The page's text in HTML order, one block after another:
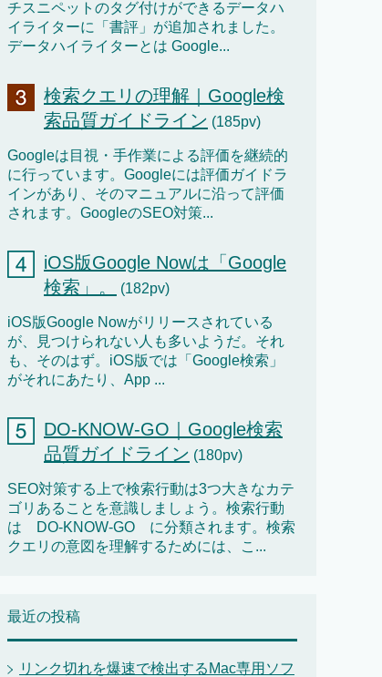
チスニペットのタグ付けができるデータハ
イライターに「書評」が追加されました。
データハイライターとは Google...
検索クエリの理解｜Google検
索品質ガイドライン (185pv)
Googleは目視・手作業による評価を継続的
に行っています。Googleには評価ガイドラ
インがあり、そのマニュアルに沿って評価
されます。GoogleのSEO対策...
iOS版Google Nowは「Google
検索」。
(182pv)
iOS版Google Nowがリリースされている
が、見つけられない人も多いようだ。それ
も、そのはず。iOS版では「Google検索」
がそれにあたり、App ...
DO-KNOW-GO｜Google検索
品質ガイドライン (180pv)
SEO対策する上で検索行動は3つ大きなカテ
ゴリあることを意識しましょう。検索行動
は DO-KNOW-GO に分類されます。検索
クエリの意図を理解するためには、こ...
最近の投稿
リンク切れを爆速で検出するMac専用ソフ